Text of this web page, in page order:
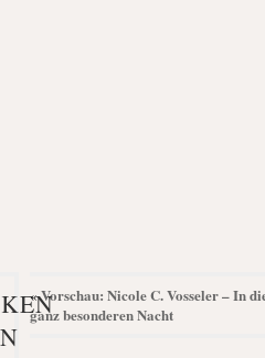
«Vorschau: Nicole C. Vosseler – In
ganz besonderen Nacht